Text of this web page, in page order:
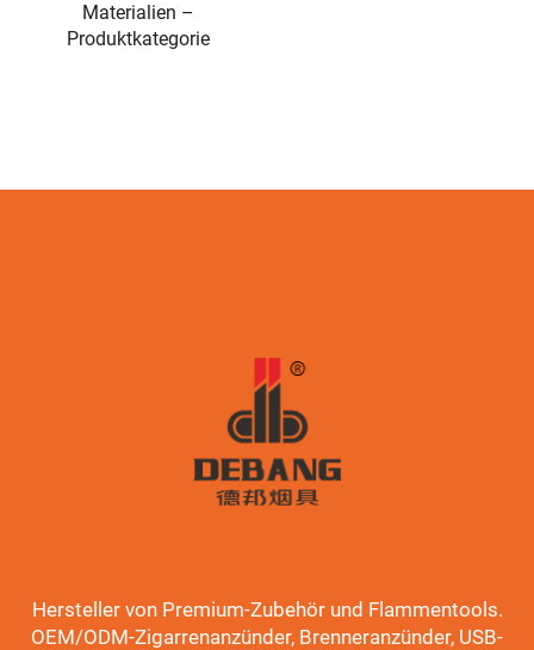
Materialien –
Produktkategorie
Hersteller von Premium-Zubehör und Flammentools.
OEM/ODM-Zigarrenanzünder, Brenneranzünder, USB-